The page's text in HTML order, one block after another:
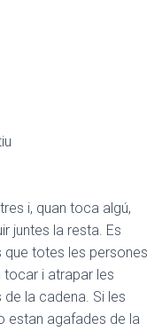
i, quan toca algú,
juntes la resta. Es
totes les persones
i atrapar les
la cadena. Si les
estan agafades de la